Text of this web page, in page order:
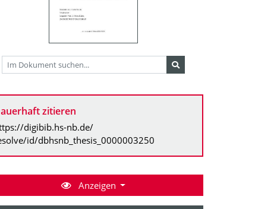
zitieren
digibib.hs-nb.de/
id/dbhsnb_thesis_0000003250
Anzeigen